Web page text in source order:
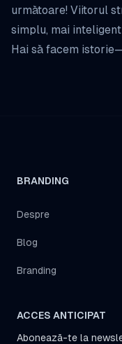
următoare! Viitorul
simplu, mai
Hai să facem
BRANDING
Despre
Blog
Branding
ACCES ANTICIPAT
Abonează-te la